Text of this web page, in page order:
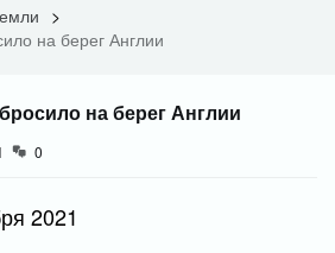
>
на берег Англии
на берег Англии
0
2021